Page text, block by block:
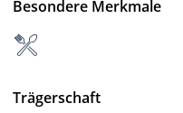
Besondere Merkmale
Trägerschaft